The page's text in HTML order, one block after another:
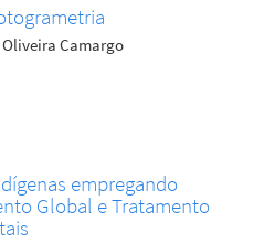
Camargo
empregando
Global e Tratamento